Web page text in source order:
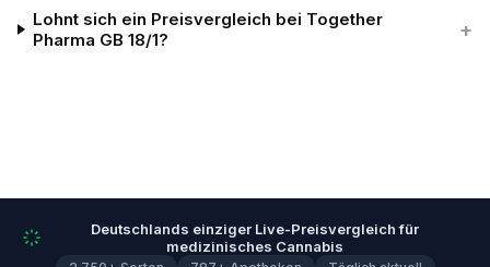
Lohnt sich ein Preisvergleich bei Together
Pharma GB 18/1?
+
Deutschlands einziger Live-Preisvergleich für
medizinisches Cannabis